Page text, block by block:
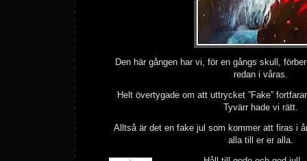
Den här gången har vi, för en gångs skull,
redan i våras.
Helt övertygade om att uttrycket ”Fake”
Tyvärr hade vi rätt.
Alltså är det en fake jul som kommer att firas i
alla till er er alla.